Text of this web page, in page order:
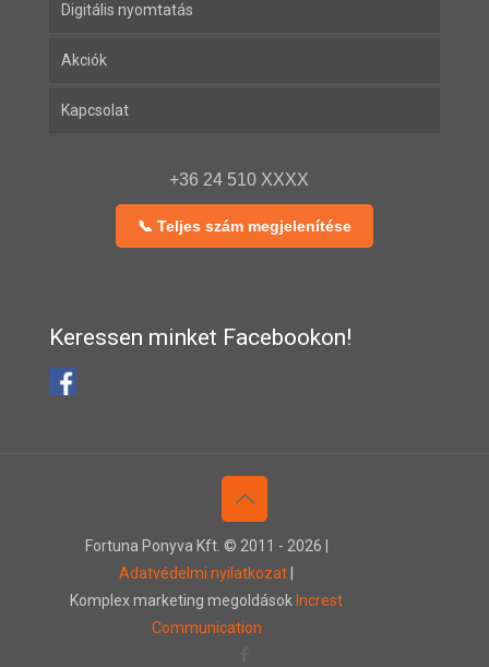
Digitális nyomtatás
Akciók
Kapcsolat
+36 24 510 XXXX
📞 Teljes szám megjelenítése
Keressen minket Facebookon!
Fortuna Ponyva Kft. © 2011 - 2026 |
Adatvédelmi nyilatkozat
Komplex marketing megoldások Increst
Communication